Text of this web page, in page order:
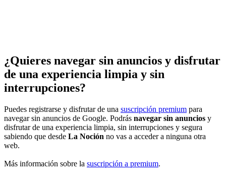
¿Quieres navegar sin anuncios y disfrutar
de una experiencia limpia y sin
interrupciones?
Puedes registrarse y disfrutar de una suscripción premium para
navegar sin anuncios de Google. Podrás navegar sin anuncios y
disfrutar de una experiencia limpia, sin interrupciones y segura
sabiendo que desde La Noción no vas a acceder a ninguna otra
web.
Más información sobre la suscripción a premium.